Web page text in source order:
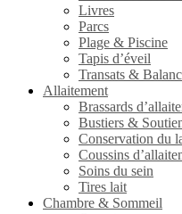
Livres
Parcs
Plage & Piscine
Tapis d’éveil
Transats &
Allaitement
Brassards
Bustiers &
Conservation du
Coussins
Soins du sein
Tires lait
Chambre & Sommeil